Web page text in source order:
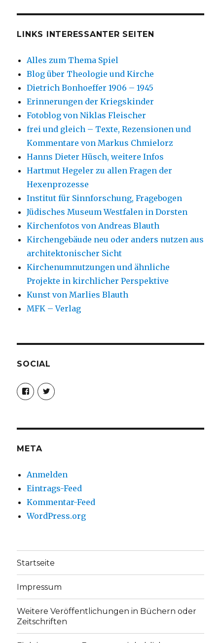
LINKS INTERESSANTER SEITEN
Alles zum Thema Spiel
Blog über Theologie und Kirche
Dietrich Bonhoeffer 1906 – 1945
Erinnerungen der Kriegskinder
Fotoblog von Niklas Fleischer
frei und gleich – Texte, Rezensionen und
Kommentare von Markus Chmielorz
Hanns Dieter Hüsch, weitere Infos
Hartmut Hegeler zu allen Fragen der
Hexenprozesse
Institut für Sinnforschung, Fragebogen
Jüdisches Museum Westfalen in Dorsten
Kirchenfotos von Andreas Blauth
Kirchengebäude neu oder anders nutzen aus
architektonischer Sicht
Kirchenumnutzungen und ähnliche
Projekte in kirchlicher Perspektive
Kunst von Marlies Blauth
MFK – Verlag
SOCIAL
Profil
von
christoph.fleischer1
anzeigen
Profil
von
anzeigen
META
Anmelden
Eintrags-Feed
Kommentar-Feed
WordPress.org
Startseite
Impressum
Weitere Veröffentlichungen in Büchern oder
Zeitschriften